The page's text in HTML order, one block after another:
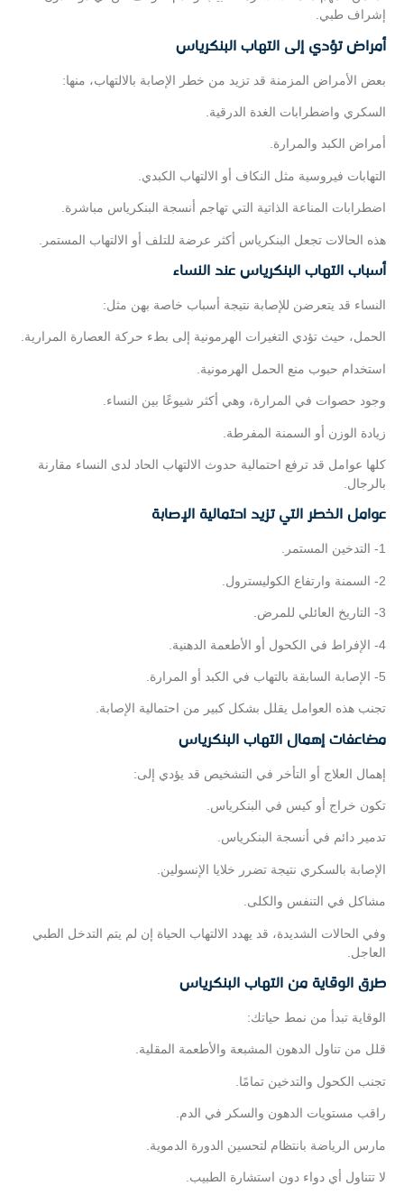
إشراف طبي.
أمراض تؤدي إلى التهاب البنكرياس
بعض الأمراض المزمنة قد تزيد من خطر الإصابة بالالتهاب، منها:
السكري واضطرابات الغدة الدرقية.
أمراض الكبد والمرارة.
التهابات فيروسية مثل النكاف أو الالتهاب الكبدي.
اضطرابات المناعة الذاتية التي تهاجم أنسجة البنكرياس مباشرة.
هذه الحالات تجعل البنكرياس أكثر عرضة للتلف أو الالتهاب المستمر.
أسباب التهاب البنكرياس عند النساء
النساء قد يتعرضن للإصابة نتيجة أسباب خاصة بهن مثل:
الحمل، حيث تؤدي التغيرات الهرمونية إلى بطء حركة العصارة المرارية.
استخدام حبوب منع الحمل الهرمونية.
وجود حصوات في المرارة، وهي أكثر شيوعًا بين النساء.
زيادة الوزن أو السمنة المفرطة.
كلها عوامل قد ترفع احتمالية حدوث الالتهاب الحاد لدى النساء مقارنة
بالرجال.
عوامل الخطر التي تزيد احتمالية الإصابة
1- التدخين المستمر.
2- السمنة وارتفاع الكوليسترول.
3- التاريخ العائلي للمرض.
4- الإفراط في الكحول أو الأطعمة الدهنية.
5- الإصابة السابقة بالتهاب في الكبد أو المرارة.
تجنب هذه العوامل يقلل بشكل كبير من احتمالية الإصابة.
مضاعفات إهمال التهاب البنكرياس
إهمال العلاج أو التأخر في التشخيص قد يؤدي إلى:
تكون خراج أو كيس في البنكرياس.
تدمير دائم في أنسجة البنكرياس.
الإصابة بالسكري نتيجة تضرر خلايا الإنسولين.
مشاكل في التنفس والكلى.
وفي الحالات الشديدة، قد يهدد الالتهاب الحياة إن لم يتم التدخل الطبي
العاجل.
طرق الوقاية من التهاب البنكرياس
الوقاية تبدأ من نمط حياتك:
قلل من تناول الدهون المشبعة والأطعمة المقلية.
تجنب الكحول والتدخين تمامًا.
راقب مستويات الدهون والسكر في الدم.
مارس الرياضة بانتظام لتحسين الدورة الدموية.
لا تتناول أي دواء دون استشارة الطبيب.